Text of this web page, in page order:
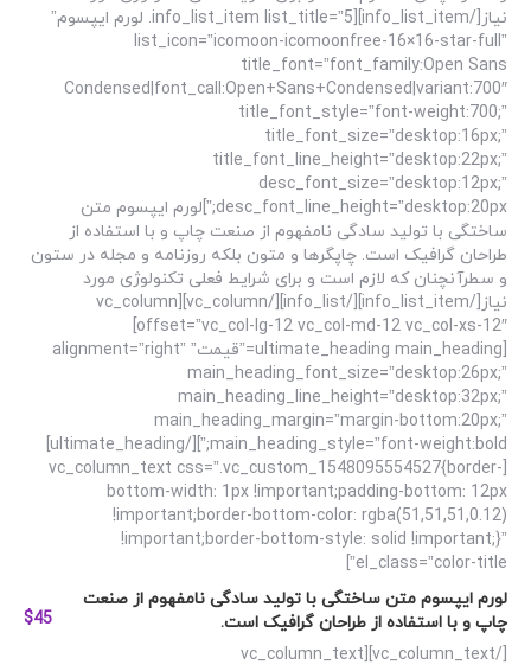
نیاز[/info_list_item][info_list_item list_title=”5. لورم ایپسوم”
list_icon=”icomoon-icomoonfree-16×16-star-full”
title_font=”font_family:Open Sans
Condensed|font_call:Open+Sans+Condensed|variant:700″
title_font_style=”font-weight:700;”
title_font_size=”desktop:16px;”
title_font_line_height=”desktop:22px;”
desc_font_size=”desktop:12px;”
desc_font_line_height=”desktop:20px;”]لورم ایپسوم متن
ساختگی با تولید سادگی نامفهوم از صنعت چاپ و با استفاده از
طراحان گرافیک است. چاپگرها و متون بلکه روزنامه و مجله در ستون
و سطرآنچنان که لازم است و برای شرایط فعلی تکنولوژی مورد
نیاز[/info_list_item][/info_list][/vc_column][vc_column
offset=”vc_col-lg-12 vc_col-md-12 vc_col-xs-12″]
[ultimate_heading main_heading=”قیمت” alignment=”right”
main_heading_font_size=”desktop:26px;”
main_heading_line_height=”desktop:32px;”
main_heading_margin=”margin-bottom:20px;”
main_heading_style=”font-weight:bold;”][/ultimate_heading]
[vc_column_text css=”.vc_custom_1548095554527{border-
bottom-width: 1px !important;padding-bottom: 12px
!important;border-bottom-color: rgba(51,51,51,0.12)
!important;border-bottom-style: solid !important;}”
el_class=”color-title”]
لورم ایپسوم متن ساختگی با تولید سادگی نامفهوم از صنعت
چاپ و با استفاده از طراحان گرافیک است.
$45
[/vc_column_text][vc_column_text